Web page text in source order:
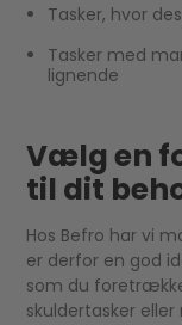
Tasker, hvor
Tasker med
lignende
Vælg en
til dit
Hos Befro har vi
er derfor en god
som du
skuldertasker